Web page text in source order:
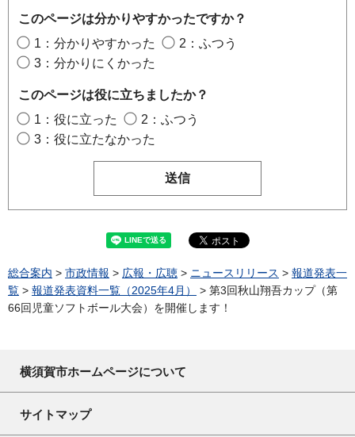
このページは分かりやすかったですか？
1：分かりやすかった
2：ふつう
3：分かりにくかった
このページは役に立ちましたか？
1：役に立った
2：ふつう
3：役に立たなかった
総合案内 > 市政情報 > 広報・広聴 > ニュースリリース > 報道発表一
覧 > 報道発表資料一覧（2025年4月）
> 第3回秋山翔吾カップ（第
66回児童ソフトボール大会）を開催します！
横須賀市ホームページについて
サイトマップ